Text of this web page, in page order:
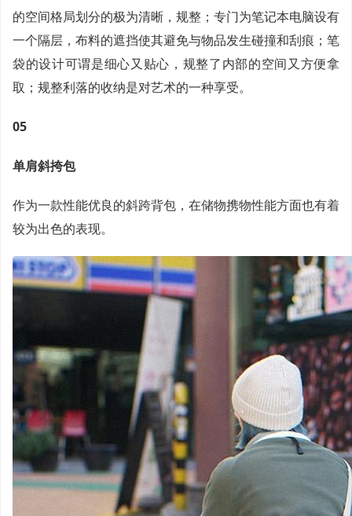
的空间格局划分的极为清晰，规整；专门为笔记本电脑设有
一个隔层，布料的遮挡使其避免与物品发生碰撞和刮痕；笔
袋的设计可谓是细心又贴心，规整了内部的空间又方便拿
取；规整利落的收纳是对艺术的一种享受。
05
单肩斜挎包
作为一款性能优良的斜跨背包，在储物携物性能方面也有着
较为出色的表现。